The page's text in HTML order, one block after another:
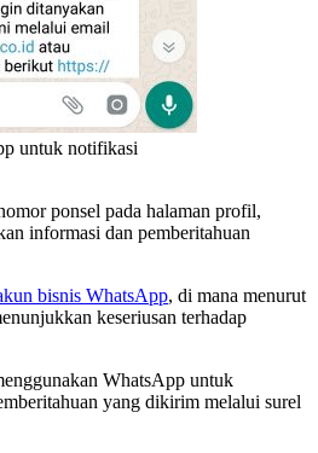
untuk notifikasi
ponsel pada halaman profil,
informasi dan pemberitahuan
bisnis WhatsApp, di mana menurut
keseriusan terhadap
WhatsApp untuk
yang dikirim melalui surel